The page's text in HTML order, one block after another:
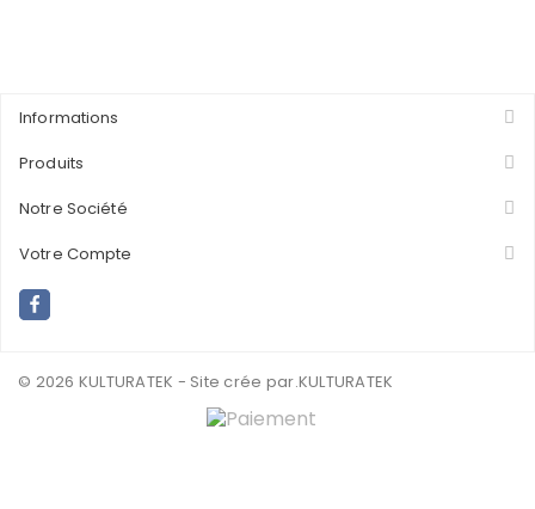
Informations
Produits
Notre Société
Votre Compte
© 2026 KULTURATEK - Site crée par.KULTURATEK